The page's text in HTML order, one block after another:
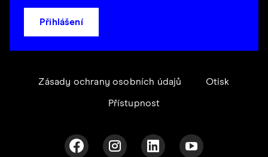
Přihlášení
Zásady ochrany osobních údajů Otisk
Přístupnost